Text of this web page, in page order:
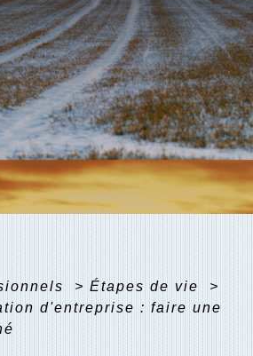
> Étapes de vie
>
d'entreprise : faire une